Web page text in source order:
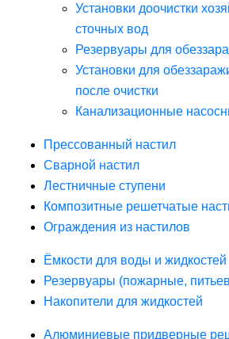
Установки доочистки
сточных вод
Резервуары для
Установки для
после очистки
Канализационные
Прессованный настил
Сварной настил
Лестничные ступени
Композитные решетчатые
Ограждения из настилов
Ёмкости для воды и жидкостей
Резервуары (пожарные,
Накопители для жидкостей
Алюминиевые придверные